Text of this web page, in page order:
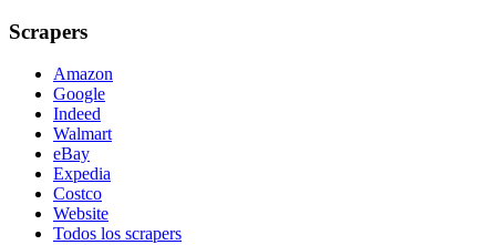
Scrapers
Amazon
Google
Indeed
Walmart
eBay
Expedia
Costco
Website
Todos los scrapers